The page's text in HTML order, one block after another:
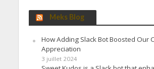
Meks Blog
How Adding Slack Bot Boosted Our
Appreciation
3 juillet 2024